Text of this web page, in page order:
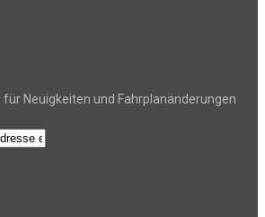
Neuigkeiten und Fahrplanänderungen